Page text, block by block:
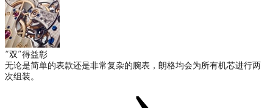
“双”得益彰
无论是简单的表款还是非常复杂的腕表，朗格均会为所有机芯进行两
次组装。